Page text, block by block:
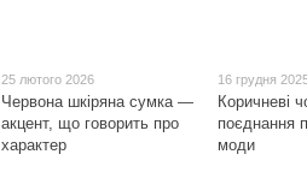
25 лютого 2026
Червона шкіряна сумка —
акцент, що говорить про
характер
16 грудня
Коричневі
поєднання
моди